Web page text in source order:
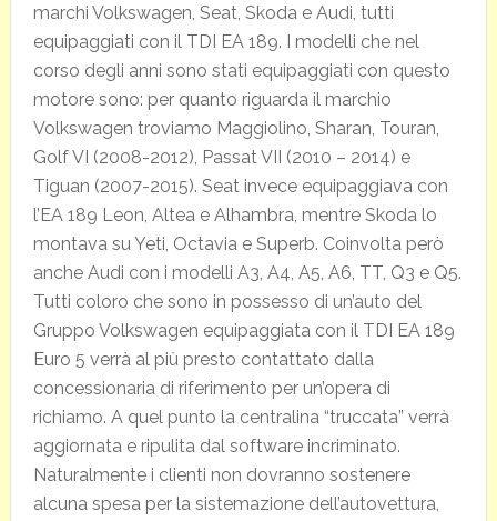
marchi Volkswagen, Seat, Skoda e Audi, tutti
equipaggiati con il TDI EA 189. I modelli che nel
corso degli anni sono stati equipaggiati con questo
motore sono: per quanto riguarda il marchio
Volkswagen troviamo Maggiolino, Sharan, Touran,
Golf VI (2008-2012), Passat VII (2010 – 2014) e
Tiguan (2007-2015). Seat invece equipaggiava con
l’EA 189 Leon, Altea e Alhambra, mentre Skoda lo
montava su Yeti, Octavia e Superb. Coinvolta però
anche Audi con i modelli A3, A4, A5, A6, TT, Q3 e Q5.
Tutti coloro che sono in possesso di un’auto del
Gruppo Volkswagen equipaggiata con il TDI EA 189
Euro 5 verrà al più presto contattato dalla
concessionaria di riferimento per un’opera di
richiamo. A quel punto la centralina “truccata” verrà
aggiornata e ripulita dal software incriminato.
Naturalmente i clienti non dovranno sostenere
alcuna spesa per la sistemazione dell’autovettura,